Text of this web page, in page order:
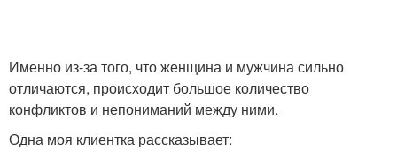
Именно из-за того, что женщина и мужчина сильно
отличаются, происходит большое количество
конфликтов и непониманий между ними.
Одна моя клиентка рассказывает: